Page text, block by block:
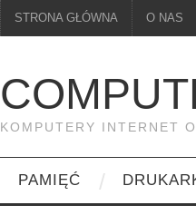
STRONA GŁÓWNA O NAS
KOMPUTERY INTERNET
PAMIĘĆ